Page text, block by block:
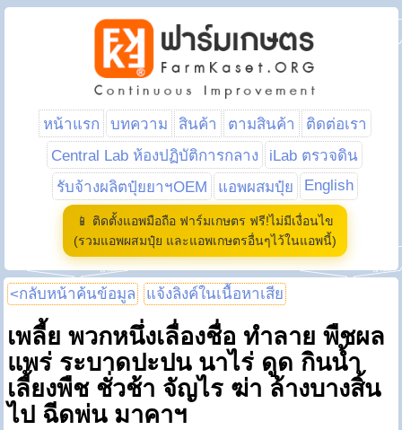
หน้าแรก บทความ สินค้า ตามสินค้า
ติดต่อเรา
Central Lab ห้องปฏิบัติการกลาง
iLab ตรวจดิน
รับจ้างผลิตปุ๋ยยาฯOEM
แอพผสมปุ๋ย English
📱 ติดตั้งแอพมือถือ ฟาร์มเกษตร ฟรี!ไม่มีเงื่อนไข
(รวมแอพผสมปุ๋ย และแอพเกษตรอื่นๆไว้ในแอพนี้)
<กลับหน้าค้นข้อมูล แจ้งลิงค์ในเนื้อหาเสีย
เพลี้ย พวกหนึ่งเลื่องชื่อ ทำลาย พืชผล
แพร่ ระบาดปะปน นาไร่ ดูด กินน้ำ
เลี้ยงพืช ชั่วช้า จัญไร ฆ่า ล้างบางสิ้น
ไป ฉีดพ่น มาคาฯ